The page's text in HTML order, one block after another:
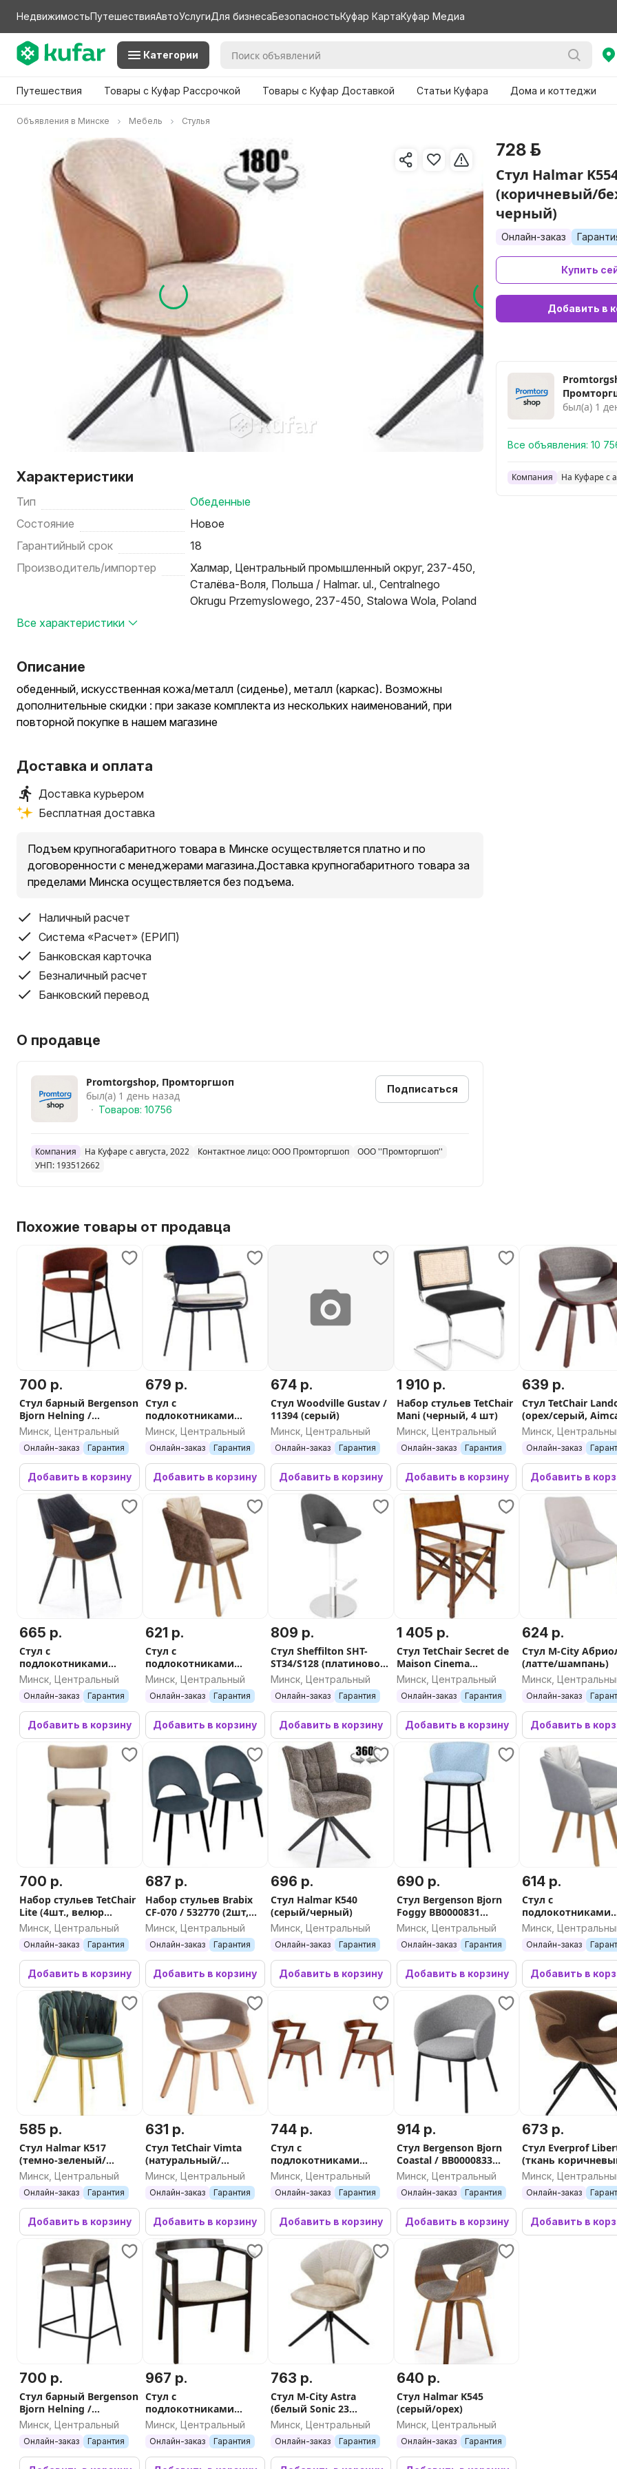
НедвижимостьПутешествияАвтоУслугиДля бизнесаБезопасностьКуфар КартаКуфар Медиа
Категории
Путешествия Товары с Куфар Рассрочкой Товары с Куфар Доставкой Статьи Куфара Дома и коттеджи
Объявления в Минске Мебель Стулья
Характеристики
Тип
Обеденные
Состояние
Новое
Гарантийный срок
18
Производитель/импортер
Халмар, Центральный промышленный округ, 237-450,
Сталёва-Воля, Польша / Halmar. ul., Centralnego
Okrugu Przemyslowego, 237-450, Stalowa Wola, Poland
Все характеристики
Описание
обеденный, искусственная кожа/металл (сиденье), металл (каркас). Возможны
дополнительные скидки : при заказе комплекта из нескольких наименований, при
повторной покупке в нашем магазине
Доставка и оплата
Доставка курьером
Бесплатная доставка
Подъем крупногабаритного товара в Минске осуществляется платно и по
договоренности с менеджерами магазина.Доставка крупногабаритного товара за
пределами Минска осуществляется без подъема.
Наличный расчет
Система «Расчет» (ЕРИП)
Банковская карточка
Безналичный расчет
Банковский перевод
О продавце
Promtorgshop, Промторгшоп
был(а) 1 день назад
Товаров: 10756
Подписаться
Компания На Куфаре с августа, 2022 Контактное лицо: ООО Промторгшоп
ООО ''Промторгшоп''
УНП: 193512662
Похожие товары от продавца
700 р.
Стул барный Bergenson
Bjorn Helning /
BB0000659
(терракотовый)
Минск, Центральный
Онлайн-заказ Гарантия
Добавить в корзину
679 р.
Стул с
подлокотниками
Bergenson Bjorn Pea
BB0000701 (темно-
синий/бежевый)
Минск, Центральный
Онлайн-заказ Гарантия
Добавить в корзину
674 р.
Стул Woodville Gustav /
11394 (серый)
Минск, Центральный
Онлайн-заказ Гарантия
Добавить в корзину
1 910 р.
Набор стульев TetChair
Mani (черный, 4 шт)
Минск, Центральный
Онлайн-заказ Гарантия
Добавить в корзину
639 р.
Стул TetChair
(орех/серый,
28)
Минск,
Онлайн-заказ
Добавить в
665 р.
Стул с
подлокотниками
Halmar K586 (черный/
Минск, Центральный
Онлайн-заказ Гарантия
Добавить в корзину
621 р.
Стул с
подлокотниками
Sheffilton SHT-ST43-
2/S183 (какао/
ванильный крем/
светлый орех)
Минск, Центральный
Онлайн-заказ Гарантия
Добавить в корзину
809 р.
Стул Sheffilton SHT-
ST34/S128 (платиново-
серый/хром/белый
Минск, Центральный
Онлайн-заказ Гарантия
Добавить в корзину
1 405 р.
Стул TetChair Secret de
Maison Cinema
(коричневый/орех)
Минск, Центральный
Онлайн-заказ Гарантия
Добавить в корзину
624 р.
Стул M-City
(латте/шампань)
Минск,
Онлайн-заказ
Добавить в
700 р.
Набор стульев TetChair
Lite (4шт., велюр
бежевый 7)
Минск, Центральный
Онлайн-заказ Гарантия
Добавить в корзину
687 р.
Набор стульев Brabix
CF-070 / 532770 (2шт,
серый/черный)
Минск, Центральный
Онлайн-заказ Гарантия
Добавить в корзину
696 р.
Стул Halmar K540
(серый/черный)
Минск, Центральный
Онлайн-заказ Гарантия
Добавить в корзину
690 р.
Стул Bergenson Bjorn
Foggy BB0000831
(голубая пудра)
Минск, Центральный
Онлайн-заказ Гарантия
Добавить в корзину
614 р.
Стул с
подлокотниками
Sheffilton SHT-
2/S183 (стальной
серый/серое
светлый орех)
Минск,
Онлайн-заказ
Добавить в
585 р.
Стул Halmar K517
(темно-зеленый/
золотистый)
Минск, Центральный
Онлайн-заказ Гарантия
Добавить в корзину
631 р.
Стул TetChair Vimta
(натуральный/
бежевый, Aimcasa 5)
Минск, Центральный
Онлайн-заказ Гарантия
Добавить в корзину
744 р.
Стул с
подлокотниками
TetChair Versa мягкое
сиденье (2шт,
коричневый)
Минск, Центральный
Онлайн-заказ Гарантия
Добавить в корзину
914 р.
Стул Bergenson Bjorn
Coastal / BB0000833
(дымчато-серый)
Минск, Центральный
Онлайн-заказ Гарантия
Добавить в корзину
673 р.
Стул Everprof
(ткань
Минск,
Онлайн-заказ
Добавить в
700 р.
Стул барный Bergenson
Bjorn Helning /
BB0000658 (капучино)
Минск, Центральный
Онлайн-заказ Гарантия
967 р.
Стул с
подлокотниками
Sheffilton SHT-S203
(светлый бежевый/
венге)
Минск, Центральный
Онлайн-заказ Гарантия
763 р.
Стул M-City Astra
(белый Sonic 23
ткань/7525-01 велюр/
черный каркас)
Минск, Центральный
Онлайн-заказ Гарантия
640 р.
Стул Halmar K545
(серый/орех)
Минск, Центральный
Онлайн-заказ Гарантия
728 р.
Стул Halmar
(коричневый/
черный)
Онлайн-заказ
Купить
Добавить в
был(а) 1
Все объявления: 10
Компания На Куфаре с